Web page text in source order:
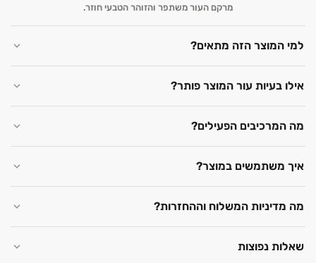
מרקם העור משתפר והזוהר הטבעי חוזר.
למי המוצר הזה מתאים?
אילו בעיות עור המוצר פותר?
מה המרכיבים הפעילים?
איך משתמשים במוצר?
מה מדיניות המשלוח וההחזרות?
שאלות נפוצות